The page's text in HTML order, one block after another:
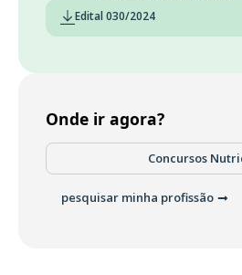
Edital 030/2024
Onde ir agora?
Concursos
pesquisar minha profissão